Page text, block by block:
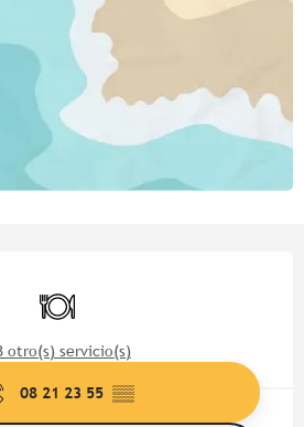
Restaurante
otro(s) servicio(s)
08 21 23 55 ▒▒